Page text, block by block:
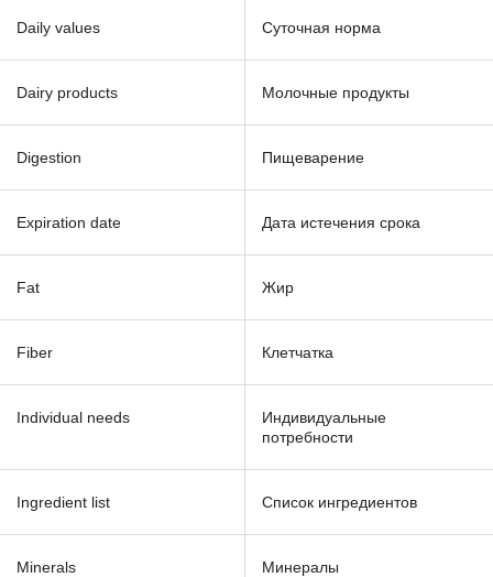
Daily values Суточная норма
Dairy products Молочные продукты
Digestion Пищеварение
Expiration date Дата истечения срока
Fat Жир
Fiber Клетчатка
Individual needs
Индивидуальные
потребности
Ingredient list Список ингредиентов
Minerals Минералы